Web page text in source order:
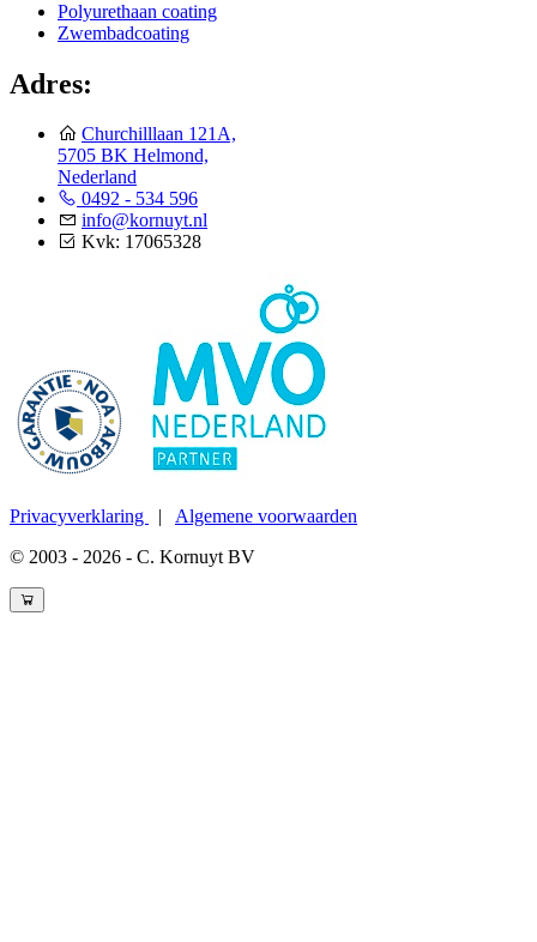
Polyurethaan coating
Zwembadcoating
Adres:
Churchilllaan 121A,
5705 BK Helmond,
Nederland
0492 - 534 596
info@kornuyt.nl
Kvk: 17065328
Privacyverklaring
Algemene voorwaarden
© 2003 - 2026 - C. Kornuyt BV